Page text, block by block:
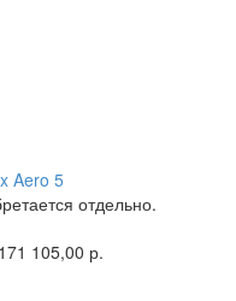
Aero 5
отдельно.
171 105,00 р.